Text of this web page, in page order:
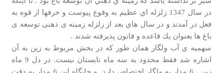
در سال 1347 زلزله اي عظيم به وقوع پيوست و حرفها از قوه به
فعل در آمدند و در سال هاي بعد از زلزله زمینه ی ذهنی توسعه ی
باغ ها بعنوان يك قاعده و قانون پذيرفته شدند .
سهميه ي آب ولگار همان طور كه در بخش مربوط به زين به آن
اشاره شد فقط محدود به سه ماه تابستان نيست. در دل 9 ماه
زين , 6 مدار به ولگار اختصاص دارد. و جايگاه اين 6 مدار به دقت